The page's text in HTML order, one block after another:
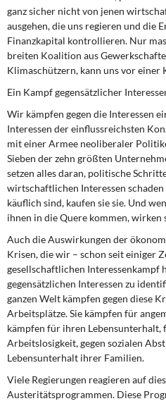
ganz sicher nicht von jenen
ausgehen, die uns regieren und die
Finanzkapital kontrollieren. Nur
breiten Koalition aus
Klimaschützern, kann uns vor
Ein Kampf gegensätzlicher
Wir kämpfen gegen die Interessen
Interessen der einflussreichsten
mit einer Armee neoliberaler
Sieben der zehn größten
setzen alles daran, politische
wirtschaftlichen Interessen
käuflich sind, kaufen sie sie. Und
ihnen in die Quere kommen, wirken
Auch die Auswirkungen der
Krisen, die wir – schon seit einiger
gesellschaftlichen Interessenkampf
gegensätzlichen Interessen zu
ganzen Welt kämpfen gegen diese
Arbeitsplätze. Sie kämpfen für
kämpfen für ihren Lebensunterhalt,
Arbeitslosigkeit, gegen sozialen
Lebensunterhalt ihrer Familien.
Viele Regierungen reagieren auf
Austeritätsprogrammen. Diese